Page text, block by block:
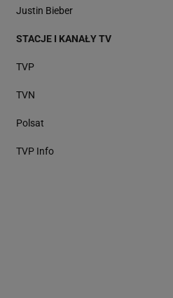
Justin Bieber
STACJE I KANAŁY TV
TVP
TVN
Polsat
TVP Info